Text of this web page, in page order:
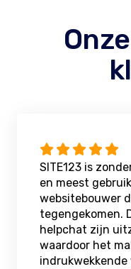
SITE123 is
en meest
websitebouwer
tegengekomen.
helpchat zijn
waardoor het